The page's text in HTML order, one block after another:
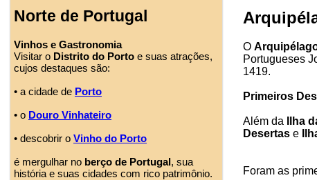
Norte de Portugal
Vinhos e Gastronomia
Visitar o Distrito do Porto e suas atrações,
cujos destaques são:
• a cidade de Porto
• o Douro Vinhateiro
• descobrir o Vinho do Porto
é mergulhar no berço de Portugal, sua
história e suas cidades com rico patrimônio.
O
Portugueses
1419.
Primeiros
Além da Ilha
Desertas e
Foram as